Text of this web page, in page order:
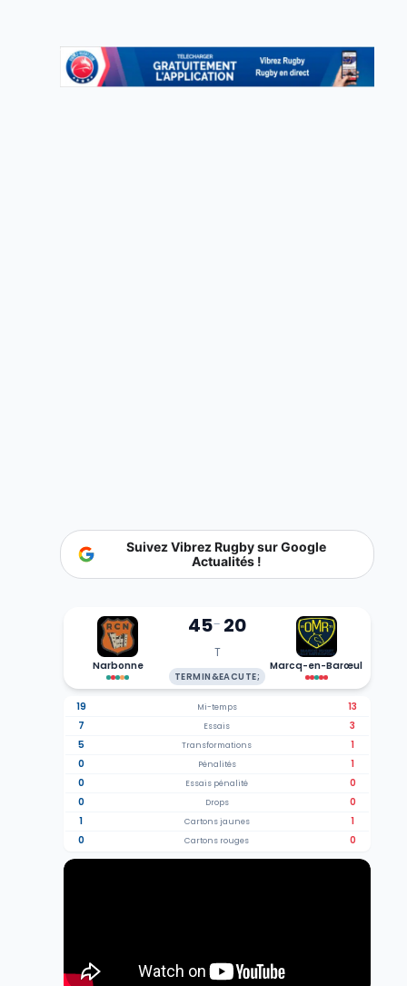
Suivez Vibrez Rugby sur Google
Actualités !
Narbonne
45- 20
T
TERMIN&EACUTE;
Marcq-en-Barœul
19 Mi-temps
13
7
Essais
3
5
Transformations
1
0
Pénalités
1
0
Essais pénalité
0
0
Drops
0
1
Cartons jaunes
1
0
Cartons rouges 0